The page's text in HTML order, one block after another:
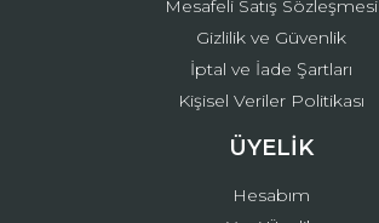
Mesafeli Satış Sözleşmesi
Gizlilik ve Güvenlik
İptal ve İade Şartları
Kişisel Veriler Politikası
ÜYELİK
Hesabım